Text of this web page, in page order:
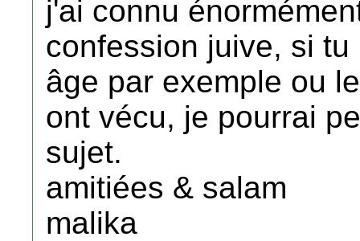
j'ai connu
confession juive, si
âge par exemple ou
ont vécu, je pourrai
sujet.
amitiées & salam
malika